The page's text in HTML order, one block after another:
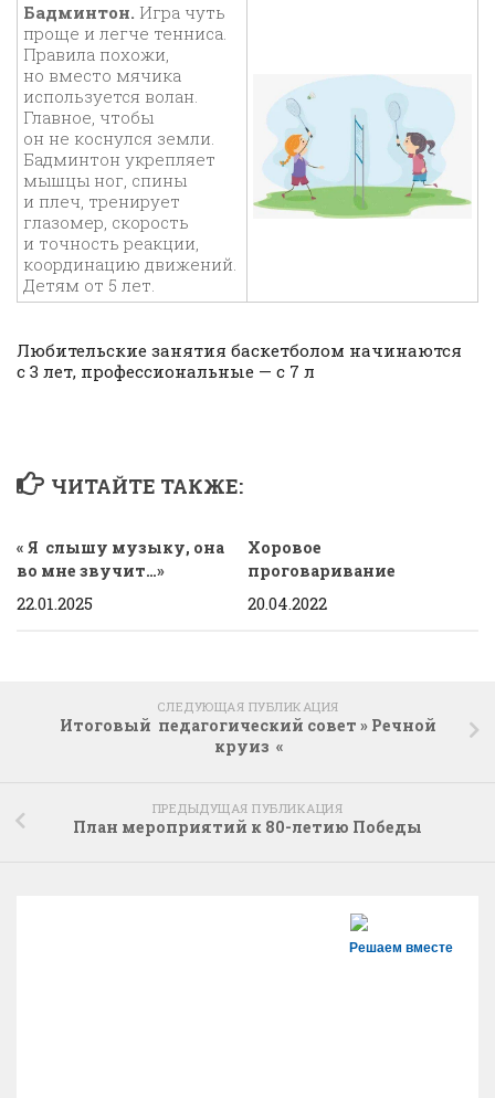
Бадминтон. Игра чуть
проще и легче тенниса.
Правила похожи,
но вместо мячика
используется волан.
Главное, чтобы
он не коснулся земли.
Бадминтон укрепляет
мышцы ног, спины
и плеч, тренирует
глазомер, скорость
и точность реакции,
координацию движений.
Детям от 5 лет.
Любительские занятия баскетболом начинаются
с 3 лет, профессиональные — с 7 л
ЧИТАЙТЕ ТАКЖЕ:
« Я слышу музыку, она
во мне звучит…»
22.01.2025
Хоровое
проговаривание
20.04.2022
СЛЕДУЮЩАЯ ПУБЛИКАЦИЯ
Итоговый педагогический совет » Речной
круиз «
ПРЕДЫДУЩАЯ ПУБЛИКАЦИЯ
План мероприятий к 80-летию Победы
Решаем вместе